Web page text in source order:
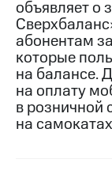
Медиа-центр
Пресс-
релизы
МТС
о
объявляет о
абонентам
которые
на балансе.
на оплату
в розничной
на